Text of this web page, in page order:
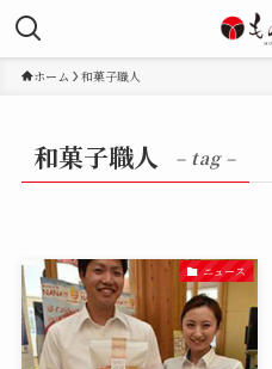
ホーム 和菓子職人
和菓子職人 – tag –
ニュース